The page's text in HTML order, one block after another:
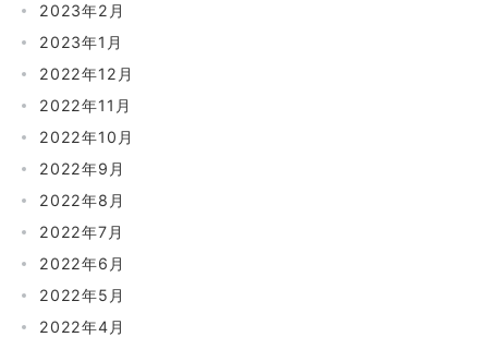
2023年2月
2023年1月
2022年12月
2022年11月
2022年10月
2022年9月
2022年8月
2022年7月
2022年6月
2022年5月
2022年4月